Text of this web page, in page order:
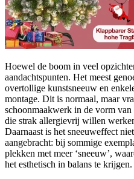
Hoewel de boom in veel
aandachtspunten. Het meest
overtollige kunstsneeuw en
montage. Dit is normaal, maar
schoonmaakwerk in de vorm
die strak allergievrij willen
Daarnaast is het sneeuweffect
aangebracht: bij sommige
plekken met meer ‘sneeuw’,
het esthetisch in balans te krijgen.